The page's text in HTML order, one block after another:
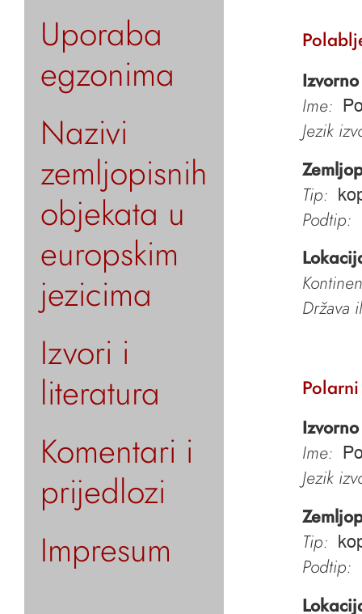
Uporaba
egzonima
Nazivi
zemljopisnih
objekata u
europskim
jezicima
Izvori i
literatura
Komentari i
prijedlozi
Impresum
Ime:
Jezik
Tip:
Podtip:
Država
Ime:
Jezik
Tip:
Podtip: